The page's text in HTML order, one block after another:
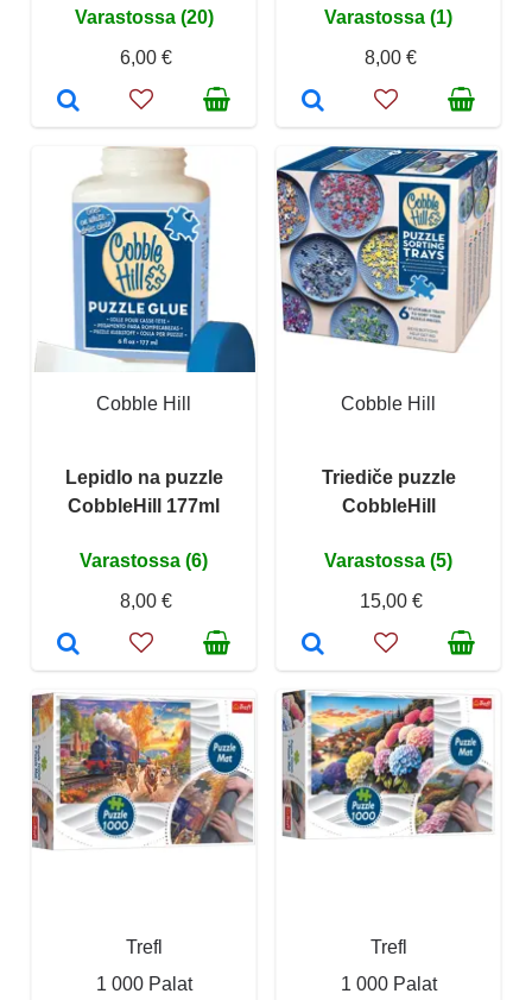
Varastossa (20)
6,00 €
Varastossa (1)
8,00 €
Cobble Hill
Lepidlo na puzzle
CobbleHill 177ml
Varastossa (6)
8,00 €
Cobble Hill
Triediče puzzle
CobbleHill
Varastossa (5)
15,00 €
Trefl
1 000 Palat
Trefl
1 000 Palat